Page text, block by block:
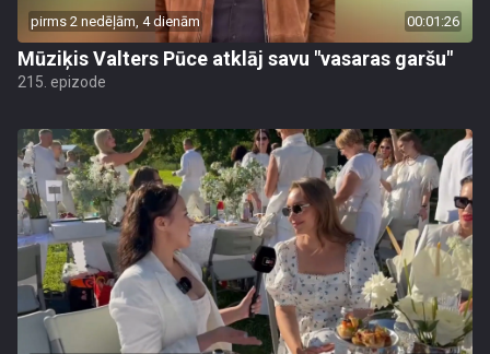
pirms 2 nedēļām, 4 dienām 00:01:26
Mūziķis Valters Pūce atklāj savu "vasaras garšu"
215. epizode